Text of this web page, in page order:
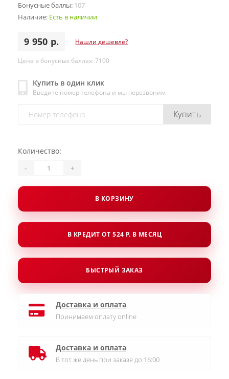
Бонусные баллы: 107
Наличие: Есть в наличии
9 950 р. Нашли дешевле?
Цена в бонусных баллах: 7100
Купить в один клик
Введите номер телефона и мы перезвоним
Купить
Количество:
- +
В КОРЗИНУ
В КРЕДИТ ОТ 524 Р. В МЕСЯЦ
БЫСТРЫЙ ЗАКАЗ
Доставка и оплата
Принимаем оплату online
Доставка и оплата
В тот же день при заказе до 16:00